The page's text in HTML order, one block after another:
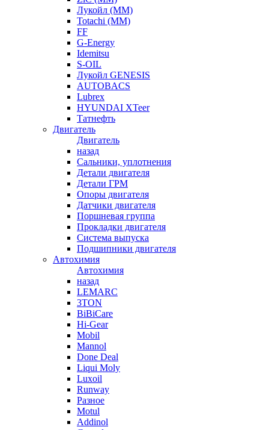
Лукойл (ММ)
Totachi (MM)
FF
G-Energy
Idemitsu
S-OIL
Лукойл GENESIS
AUTOBACS
Lubrex
HYUNDAI XTeer
Татнефть
Двигатель
Двигатель
назад
Сальники, уплотнения
Детали двигателя
Детали ГРМ
Опоры двигателя
Датчики двигателя
Поршневая группа
Прокладки двигателя
Система выпуска
Подшипники двигателя
Автохимия
Автохимия
назад
LEMARC
3TON
BiBiCare
Hi-Gear
Mobil
Mannol
Done Deal
Liqui Moly
Luxoil
Runway
Разное
Motul
Addinol